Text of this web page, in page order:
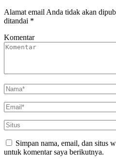
Alamat email Anda tidak akan
ditandai *
Komentar
Simpan nama, email, dan situs
untuk komentar saya berikutnya.